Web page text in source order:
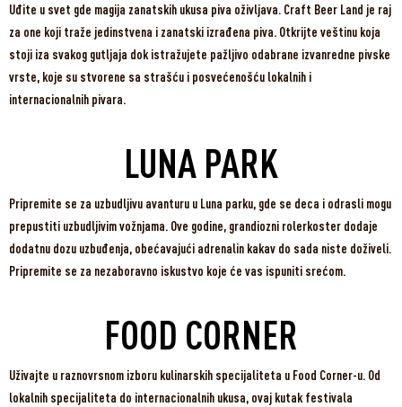
Uđite u svet gde magija zanatskih ukusa piva oživljava. Craft Beer Land je raj
za one koji traže jedinstvena i zanatski izrađena piva. Otkrijte veštinu koja
stoji iza svakog gutljaja dok istražujete pažljivo odabrane izvanredne pivske
vrste, koje su stvorene sa strašću i posvećenošću lokalnih i
internacionalnih pivara.
LUNA PARK
Pripremite se za uzbudljivu avanturu u Luna parku, gde se deca i odrasli mogu
prepustiti uzbudljivim vožnjama. Ove godine, grandiozni rolerkoster dodaje
dodatnu dozu uzbuđenja, obećavajući adrenalin kakav do sada niste doživeli.
Pripremite se za nezaboravno iskustvo koje će vas ispuniti srećom.
FOOD CORNER
Uživajte u raznovrsnom izboru kulinarskih specijaliteta u Food Corner-u. Od
lokalnih specijaliteta do internacionalnih ukusa, ovaj kutak festivala